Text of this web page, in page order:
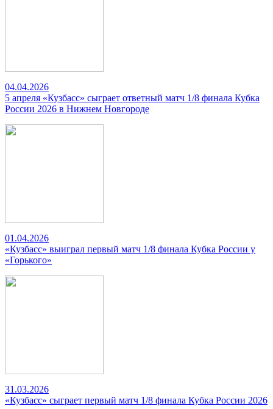
04.04.2026
5 апреля «Кузбасс» сыграет ответный матч 1/8 финала Кубка
России 2026 в Нижнем Новгороде
01.04.2026
«Кузбасс» выиграл первый матч 1/8 финала Кубка России у
«Горького»
31.03.2026
«Кузбасс» сыграет первый матч 1/8 финала Кубка России 2026